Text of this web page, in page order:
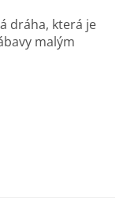
dráha, která je
malým